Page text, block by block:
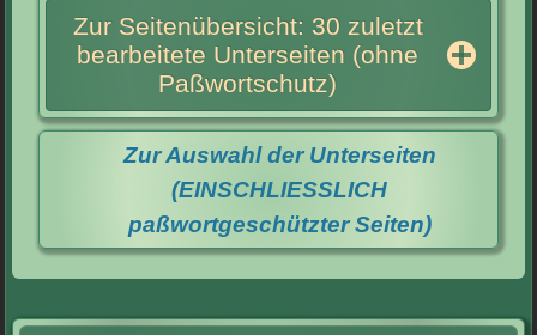
Zur Seitenübersicht: 30 zuletzt
bearbeitete Unterseiten (ohne
Paßwortschutz)
Zur Auswahl der Unterseiten
(EINSCHLIESSLICH
paßwortgeschützter Seiten)